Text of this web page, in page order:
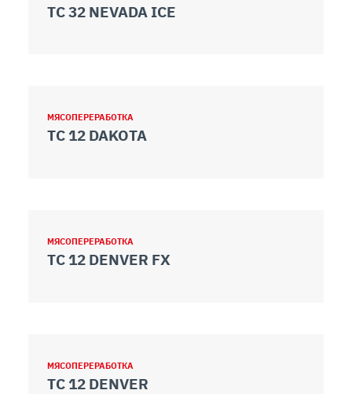
TC 32 NEVADA ICE
МЯСОПЕРЕРАБОТКА
TC 12 DAKOTA
МЯСОПЕРЕРАБОТКА
TC 12 DENVER FX
МЯСОПЕРЕРАБОТКА
TC 12 DENVER